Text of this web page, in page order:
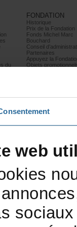
FONDATION
Historique
PrixdelaFondation
FondsMichelMarc
Bouchard
Partenaires